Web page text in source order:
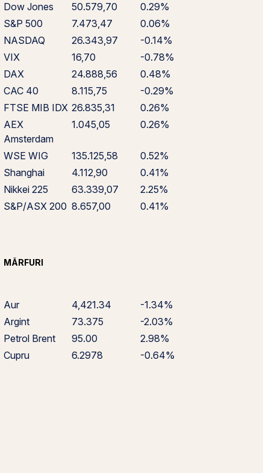
Dow Jones 50.579,70
0.29%
S&P 500
7.473,47
0.06%
NASDAQ
26.343,97
-0.14%
VIX
16,70
-0.78%
DAX
24.888,56
0.48%
CAC 40
8.115,75
-0.29%
FTSE MIB IDX 26.835,31
0.26%
AEX
Amsterdam
1.045,05 0.26%
WSE WIG 135.125,58
0.52%
Shanghai
4.112,90
0.41%
Nikkei 225
63.339,07
2.25%
S&P/ASX 200 8.657,00 0.41%
MĂRFURI
Aur 4,421.34
-1.34%
Argint
73.375
-2.03%
Petrol Brent
95.00
2.98%
Cupru
6.2978 -0.64%